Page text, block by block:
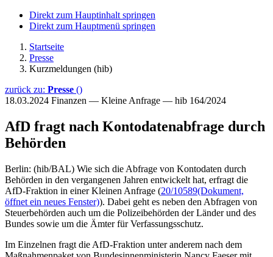
Direkt zum Hauptinhalt springen
Direkt zum Hauptmenü springen
Startseite
Presse
Kurzmeldungen (hib)
zurück zu: Presse ()
18.03.2024 Finanzen — Kleine Anfrage — hib 164/2024
AfD fragt nach Kontodatenabfrage durch
Behörden
Berlin: (hib/BAL) Wie sich die Abfrage von Kontodaten durch
Behörden in den vergangenen Jahren entwickelt hat, erfragt die
AfD-Fraktion in einer Kleinen Anfrage (20/10589(Dokument,
öffnet ein neues Fenster)). Dabei geht es neben den Abfragen von
Steuerbehörden auch um die Polizeibehörden der Länder und des
Bundes sowie um die Ämter für Verfassungsschutz.
Im Einzelnen fragt die AfD-Fraktion unter anderem nach dem